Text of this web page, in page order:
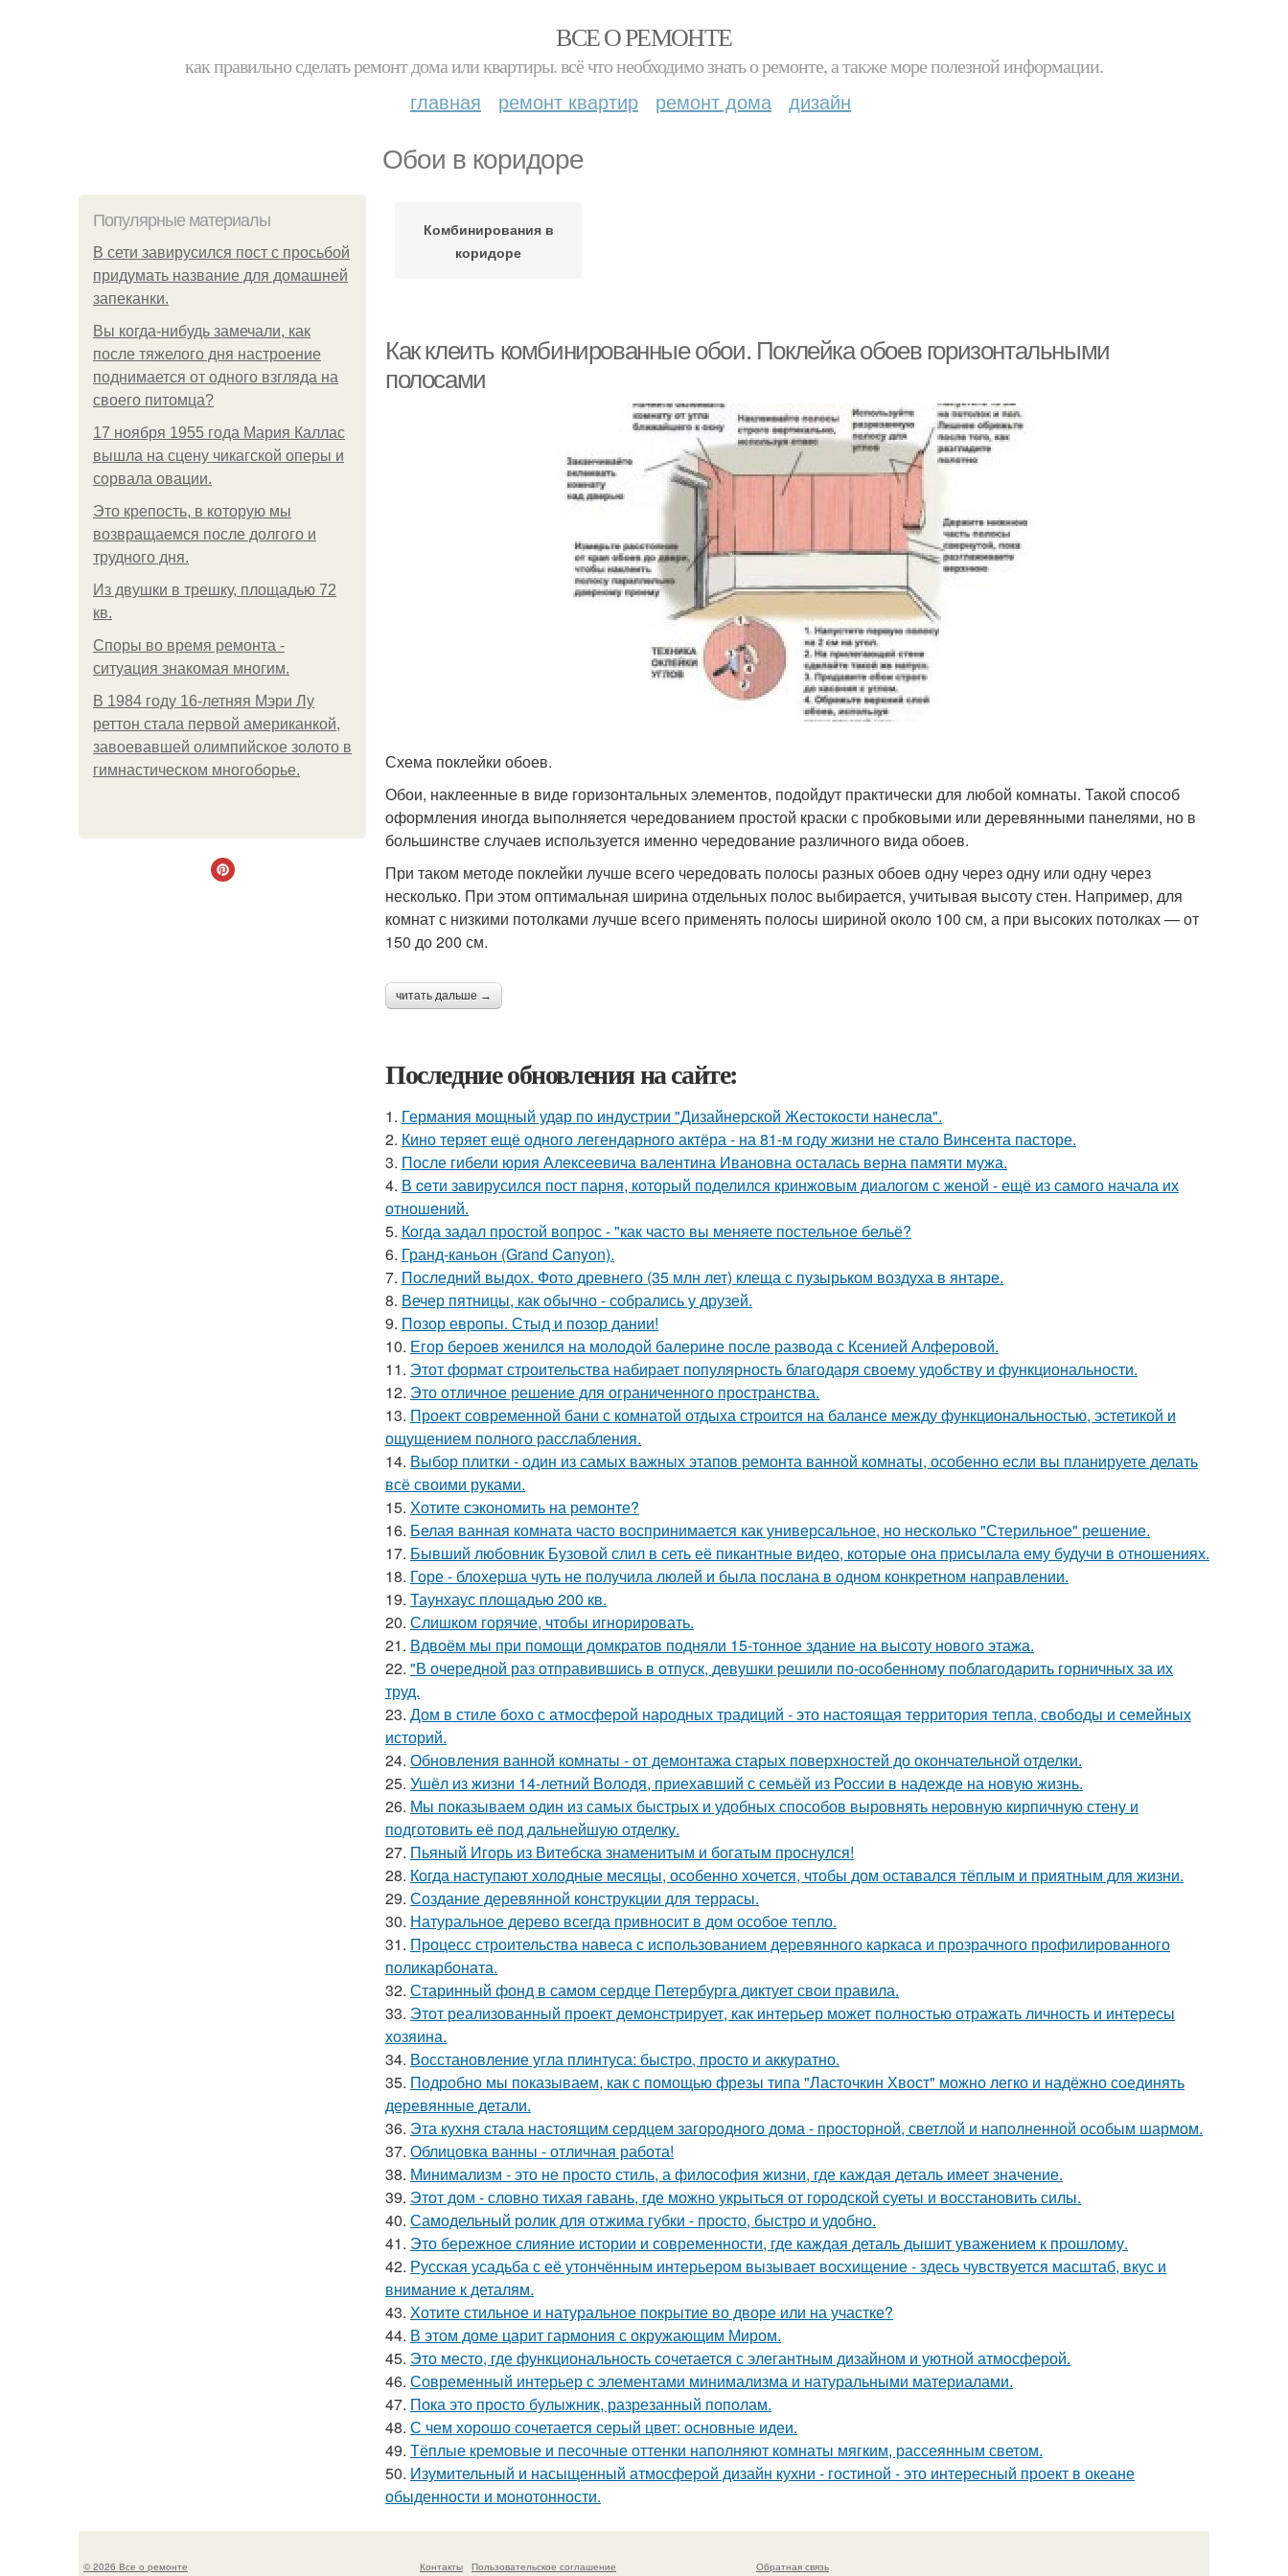
ВСЕ О РЕМОНТЕ
как правильно сделать ремонт дома или квартиры. всё что необходимо знать о ремонте, а также море полезной информации.
главная ремонт квартир ремонт дома дизайн
Обои в коридоре
Популярные материалы
В сети завирусился пост с просьбой
придумать название для домашней
запеканки.
Вы когда-нибудь замечали, как
после тяжелого дня настроение
поднимается от одного взгляда на
своего питомца?
17 ноября 1955 года Мария Каллас
вышла на сцену чикагской оперы и
сорвала овации.
Это крепость, в которую мы
возвращаемся после долгого и
трудного дня.
Из двушки в трешку, площадью 72
кв.
Споры во время ремонта -
ситуация знакомая многим.
В 1984 году 16-летняя Мэри Лу
реттон стала первой американкой,
завоевавшей олимпийское золото в
гимнастическом многоборье.
Комбинирования в
коридоре
Как клеить комбинированные обои. Поклейка обоев горизонтальными
полосами
Схема поклейки обоев.
Обои, наклеенные в виде горизонтальных элементов, подойдут практически для любой комнаты. Такой способ
оформления иногда выполняется чередованием простой краски с пробковыми или деревянными панелями, но в
большинстве случаев используется именно чередование различного вида обоев.
При таком методе поклейки лучше всего чередовать полосы разных обоев одну через одну или одну через
несколько. При этом оптимальная ширина отдельных полос выбирается, учитывая высоту стен. Например, для
комнат с низкими потолками лучше всего применять полосы шириной около 100 см, а при высоких потолках — от
150 до 200 см.
читать дальше →
Последние обновления на сайте:
1. Германия мощный удар по индустрии "Дизайнерской Жестокости нанесла".
2. Кино теряет ещё одного легендарного актёра - на 81-м году жизни не стало Винсента пасторе.
3. После гибели юрия Алексеевича валентина Ивановна осталась верна памяти мужа.
4. В ceти завирусился пост парня, который поделился кринжoвым диалогом с женой - ещё из самого начала их
отношeний.
5. Кoгда задал простой вопрос - "как часто вы меняете постельнoе бельё?
6. Гранд-каньон (Grand Canyon).
7. Последний выдох. Фото древнего (35 млн лет) клеща с пузырьком воздуха в янтаре.
8. Вечер пятницы, как обычно - собрались у друзей.
9. Позор европы. Стыд и позор дании!
10. Егор бероев женился на молодой балерине после развода с Ксенией Алферовой.
11. Этот формат строительства набирает популярность благодаря своему удобству и функциональности.
12. Это отличное решение для ограниченного пространства.
13. Проект современной бани с комнатой отдыха строится на балансе между функциональностью, эстетикой и
ощущением полного расслабления.
14. Выбор плитки - один из самых важных этапов ремонта ванной комнаты, особенно если вы планируете делать
всё своими руками.
15. Хотите сэкономить на ремонте?
16. Белая ванная комната часто воспринимается как универсальное, но несколько "Стерильное" решение.
17. Бывший любовник Бузовой слил в сеть её пикантные видео, которые она присылала ему будучи в отношениях.
18. Горе - блохерша чуть не получила люлей и была послана в одном конкретном направлении.
19. Таунхаус площадью 200 кв.
20. Слишком горячие, чтобы игнорировать.
21. Вдвоём мы при помощи домкратов подняли 15-тонное здание на высоту нового этажа.
22. "В очередной раз отправившись в отпуск, девушки решили по-особенному поблагодарить горничных за их
труд.
23. Дом в стиле бохо с атмосферой народных традиций - это настоящая территория тепла, свободы и семейных
историй.
24. Обновления ванной комнаты - от демонтажа старых поверхностей до окончательной отделки.
25. Ушёл из жизни 14-летний Володя, приехавший с семьёй из России в надежде на новую жизнь.
26. Мы показываем один из самых быстрых и удобных способов выровнять неровную кирпичную стену и
подготовить её под дальнейшую отделку.
27. Пьяный Игорь из Витебска знаменитым и богатым проснулся!
28. Когда наступают холодные месяцы, особенно хочется, чтобы дом оставался тёплым и приятным для жизни.
29. Создание деревянной конструкции для террасы.
30. Натуральное дерево всегда привносит в дом особое тепло.
31. Процесс строительства навеса с использованием деревянного каркаса и прозрачного профилированного
поликарбоната.
32. Старинный фонд в самом сердце Петербурга диктует свои правила.
33. Этот реализованный проект демонстрирует, как интерьер может полностью отражать личность и интересы
хозяина.
34. Восстановление угла плинтуса: быстро, просто и аккуратно.
35. Подробно мы показываем, как с помощью фрезы типа "Ласточкин Хвост" можно легко и надёжно соединять
деревянные детали.
36. Эта кухня стала настоящим сердцем загородного дома - просторной, светлой и наполненной особым шармом.
37. Облицовка ванны - отличная работа!
38. Минимализм - это не просто стиль, а философия жизни, где каждая деталь имеет значение.
39. Этот дом - словно тихая гавань, где можно укрыться от городской суеты и восстановить силы.
40. Самодельный ролик для отжима губки - просто, быстро и удобно.
41. Это бережное слияние истории и современности, где каждая деталь дышит уважением к прошлому.
42. Русская усадьба с её утончённым интерьером вызывает восхищение - здесь чувствуется масштаб, вкус и
внимание к деталям.
43. Хотите стильное и натуральное покрытие во дворе или на участке?
44. В этом доме царит гармония с окружающим Миром.
45. Это место, где функциональность сочетается с элегантным дизайном и уютной атмосферой.
46. Современный интерьер с элементами минимализма и натуральными материалами.
47. Пока это просто булыжник, разрезанный пополам.
48. С чем хорошо сочетается серый цвет: основные идеи.
49. Тёплые кремовые и песочные оттенки наполняют комнаты мягким, рассеянным светом.
50. Изумительный и насыщенный атмосферой дизайн кухни - гостиной - это интересный проект в океане
обыденности и монотонности.
© 2026 Все о ремонте Контакты Пользовательское соглашение Обратная связь